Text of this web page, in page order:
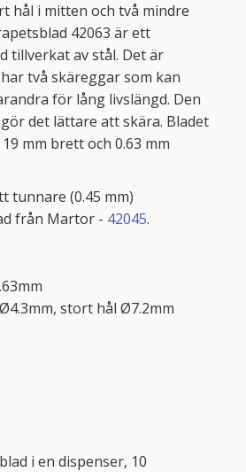
hål i mitten och två mindre
42063 är ett
tillverkat av stål. Det är
två skäreggar som kan
för lång livslängd. Den
det lättare att skära. Bladet
mm brett och 0.63 mm
tunnare (0.45 mm)
från Martor - 42045.
stort hål Ø7.2mm
i en dispenser, 10